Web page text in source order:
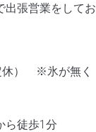
出張営業をしてお
休） ※氷が無く
ら徒歩1分